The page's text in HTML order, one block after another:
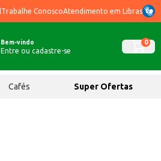
Trabalhe ConoscoAtendimento em Libras
Bem-vindo
Entre ou cadastre-se
0
Cafés Super Ofertas